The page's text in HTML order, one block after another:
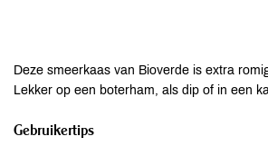
Deze smeerkaas van Bioverde is extra
Lekker op een boterham, als dip of in een
Gebruikertips